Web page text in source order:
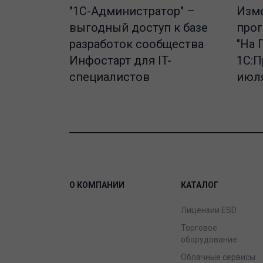
"1C-Администратор" –
выгодный доступ к базе
разработок сообщества
Инфостарт для IT-
специалистов
"На
О КОМПАНИИ КАТАЛОГ
Лицензии ESD
Торговое
оборудование
Облачные сервисы